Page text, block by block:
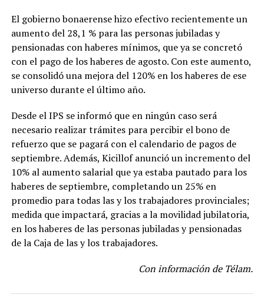
El gobierno bonaerense hizo efectivo recientemente un
aumento del 28,1 % para las personas jubiladas y
pensionadas con haberes mínimos, que ya se concretó
con el pago de los haberes de agosto. Con este aumento,
se consolidó una mejora del 120% en los haberes de ese
universo durante el último año.
Desde el IPS se informó que en ningún caso será
necesario realizar trámites para percibir el bono de
refuerzo que se pagará con el calendario de pagos de
septiembre. Además, Kicillof anunció un incremento del
10% al aumento salarial que ya estaba pautado para los
haberes de septiembre, completando un 25% en
promedio para todas las y los trabajadores provinciales;
medida que impactará, gracias a la movilidad jubilatoria,
en los haberes de las personas jubiladas y pensionadas
de la Caja de las y los trabajadores.
Con información de Télam.